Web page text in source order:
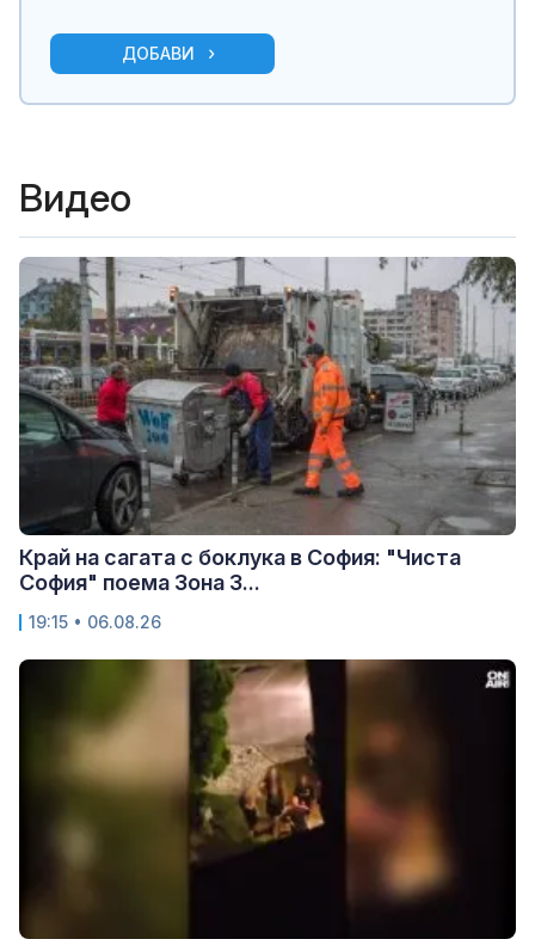
ДОБАВИ
Видео
Край на сагата с боклука в София: "Чиста
София" поема Зона 3...
19:15 • 06.08.26